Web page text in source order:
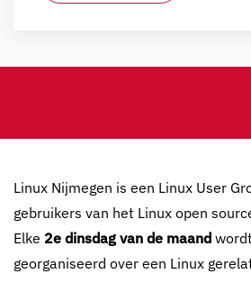
Linux Nijmegen is een Linux User
gebruikers van het Linux open
Elke 2e dinsdag van de maand
georganiseerd over een Linux